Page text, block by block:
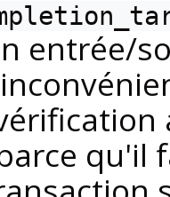
entrée/
qu'il